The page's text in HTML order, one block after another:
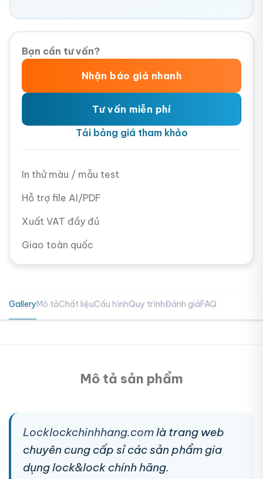
Bạn cần tư vấn?
Nhận báo giá nhanh
Tư vấn miễn phí
Tải bảng giá tham khảo
In thử màu / mẫu test
Hỗ trợ file AI/PDF
Xuất VAT đầy đủ
Giao toàn quốc
GalleryMô tảChất liệuCấu hìnhQuy trìnhĐánh giáFAQ
Mô tả sản phẩm
Locklockchinhhang.com là trang web
chuyên cung cấp sỉ các sản phẩm gia
dụng lock&lock chính hãng.